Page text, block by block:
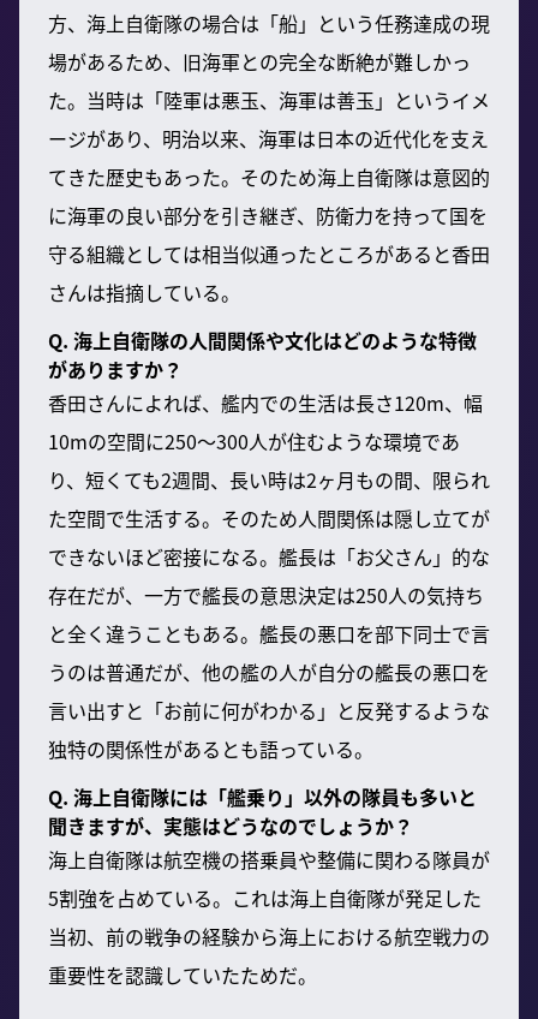
方、海上自衛隊の場合は「船」という任務達成の現
場があるため、旧海軍との完全な断絶が難しかっ
た。当時は「陸軍は悪玉、海軍は善玉」というイメ
ージがあり、明治以来、海軍は日本の近代化を支え
てきた歴史もあった。そのため海上自衛隊は意図的
に海軍の良い部分を引き継ぎ、防衛力を持って国を
守る組織としては相当似通ったところがあると香田
さんは指摘している。
Q. 海上自衛隊の人間関係や文化はどのような特徴
がありますか？
香田さんによれば、艦内での生活は長さ120m、幅
10mの空間に250〜300人が住むような環境であ
り、短くても2週間、長い時は2ヶ月もの間、限られ
た空間で生活する。そのため人間関係は隠し立てが
できないほど密接になる。艦長は「お父さん」的な
存在だが、一方で艦長の意思決定は250人の気持ち
と全く違うこともある。艦長の悪口を部下同士で言
うのは普通だが、他の艦の人が自分の艦長の悪口を
言い出すと「お前に何がわかる」と反発するような
独特の関係性があるとも語っている。
Q. 海上自衛隊には「艦乗り」以外の隊員も多いと
聞きますが、実態はどうなのでしょうか？
海上自衛隊は航空機の搭乗員や整備に関わる隊員が
5割強を占めている。これは海上自衛隊が発足した
当初、前の戦争の経験から海上における航空戦力の
重要性を認識していたためだ。